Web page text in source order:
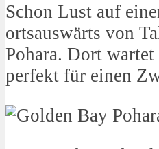
Schon Lust auf
ortsauswärts von
Pohara. Dort
perfekt für einen